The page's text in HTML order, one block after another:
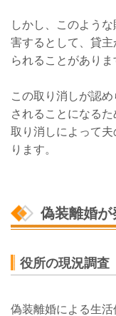
しかし、このよう
害するとして、貸主
られることがありま
この取り消しが認
されることになる
取り消しによって
ります。
偽装離婚が
役所の現況調査
偽装離婚による生